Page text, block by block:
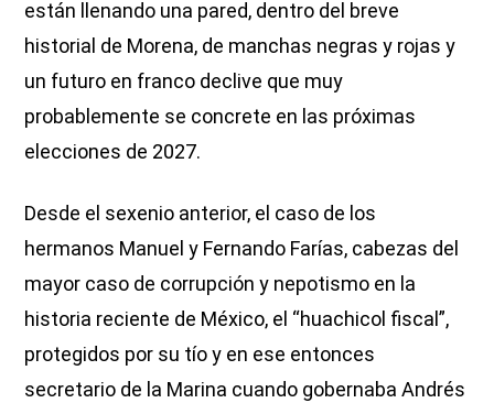
están llenando una pared, dentro del breve
historial de Morena, de manchas negras y rojas y
un futuro en franco declive que muy
probablemente se concrete en las próximas
elecciones de 2027.
Desde el sexenio anterior, el caso de los
hermanos Manuel y Fernando Farías, cabezas del
mayor caso de corrupción y nepotismo en la
historia reciente de México, el “huachicol fiscal”,
protegidos por su tío y en ese entonces
secretario de la Marina cuando gobernaba Andrés